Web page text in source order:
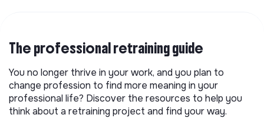
The professional retraining guide
You no longer thrive in your work, and you plan to
change profession to find more meaning in your
professional life? Discover the resources to help you
think about a retraining project and find your way.